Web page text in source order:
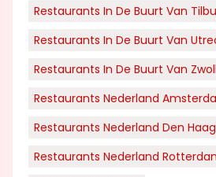
Restaurants In De Buurt Van
Restaurants In De Buurt Van
Restaurants In De Buurt Van
Restaurants Nederland
Restaurants Nederland Den Haag
Restaurants Nederland